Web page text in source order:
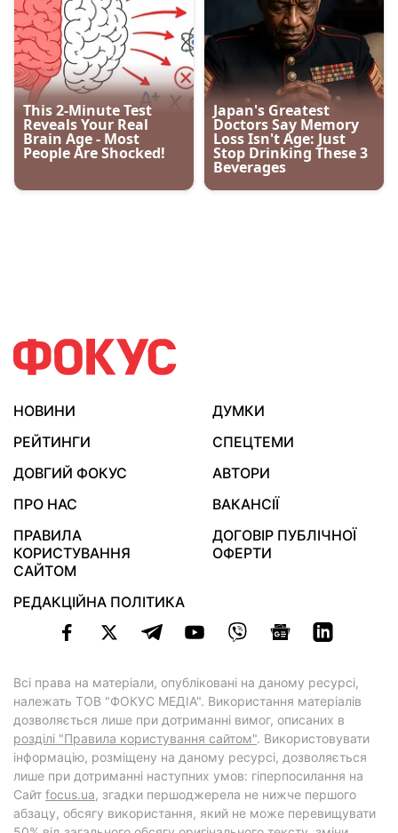
НОВИНИ
ДУМКИ
РЕЙТИНГИ
СПЕЦТЕМИ
ДОВГИЙ ФОКУС
АВТОРИ
ПРО НАС
ВАКАНСІЇ
ПРАВИЛА
КОРИСТУВАННЯ
САЙТОМ
ДОГОВІР ПУБЛІЧНОЇ
ОФЕРТИ
РЕДАКЦІЙНА ПОЛІТИКА
Всі права на матеріали, опубліковані на даному ресурсі,
належать ТОВ "ФОКУС МЕДІА". Використання матеріалів
дозволяється лише при дотриманні вимог, описаних в
розділі "Правила користування сайтом". Використовувати
інформацію, розміщену на даному ресурсі, дозволяється
лише при дотриманні наступних умов: гіперпосилання на
Cайт focus.ua, згадки першоджерела не нижче першого
абзацу, обсягу використання, який не може перевищувати